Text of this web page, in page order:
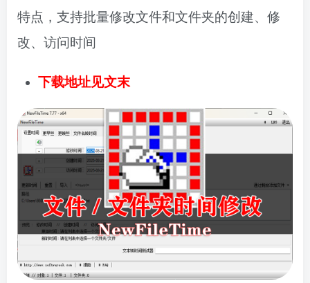
特点，支持批量修改文件和文件夹的创建、修
改、访问时间
下载地址见文末